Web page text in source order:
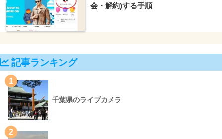
会・解約)する手順
記事ランキング
1
千葉県のライブカメラ
2